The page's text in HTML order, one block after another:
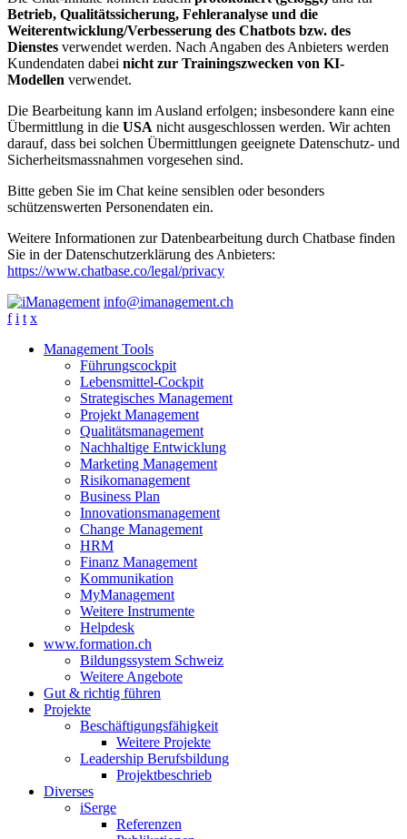
Betrieb, Qualitätssicherung, Fehleranalyse und die
Weiterentwicklung/Verbesserung des Chatbots bzw. des
Dienstes verwendet werden. Nach Angaben des Anbieters werden
Kundendaten dabei nicht zur Trainingszwecken von KI-
Modellen verwendet.
Die Bearbeitung kann im Ausland erfolgen; insbesondere kann eine
Übermittlung in die USA nicht ausgeschlossen werden. Wir achten
darauf, dass bei solchen Übermittlungen geeignete Datenschutz- und
Sicherheitsmassnahmen vorgesehen sind.
Bitte geben Sie im Chat keine sensiblen oder besonders
schützenswerten Personendaten ein.
Weitere Informationen zur Datenbearbeitung durch Chatbase finden
Sie in der Datenschutzerklärung des Anbieters:
https://www.chatbase.co/legal/privacy
info@imanagement.ch
f i t x
Management Tools
Führungscockpit
Lebensmittel-Cockpit
Strategisches Management
Projekt Management
Qualitätsmanagement
Nachhaltige Entwicklung
Marketing Management
Risikomanagement
Business Plan
Innovationsmanagement
Change Management
HRM
Finanz Management
Kommunikation
MyManagement
Weitere Instrumente
Helpdesk
www.formation.ch
Bildungssystem Schweiz
Weitere Angebote
Gut & richtig führen
Projekte
Beschäftigungsfähigkeit
Weitere Projekte
Leadership Berufsbildung
Projektbeschrieb
Diverses
iSerge
Referenzen